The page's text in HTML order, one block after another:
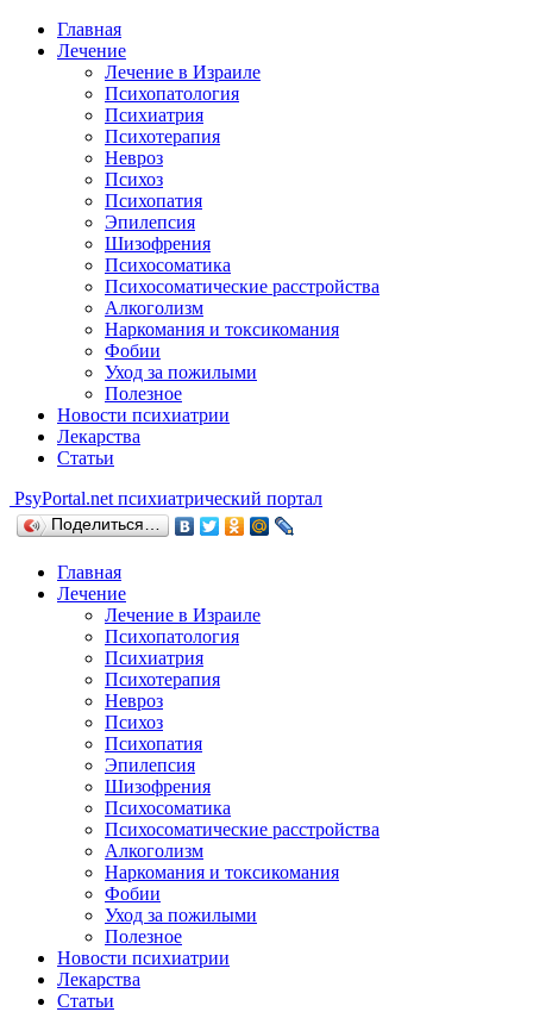
Главная
Лечение
Лечение в Израиле
Психопатология
Психиатрия
Психотерапия
Невроз
Психоз
Психопатия
Эпилепсия
Шизофрения
Психосоматика
Психосоматические расстройства
Алкоголизм
Наркомания и токсикомания
Фобии
Уход за пожилыми
Полезное
Новости психиатрии
Лекарства
Статьи
PsyPortal.net психиатрический портал
Поделиться…
Главная
Лечение
Лечение в Израиле
Психопатология
Психиатрия
Психотерапия
Невроз
Психоз
Психопатия
Эпилепсия
Шизофрения
Психосоматика
Психосоматические расстройства
Алкоголизм
Наркомания и токсикомания
Фобии
Уход за пожилыми
Полезное
Новости психиатрии
Лекарства
Статьи